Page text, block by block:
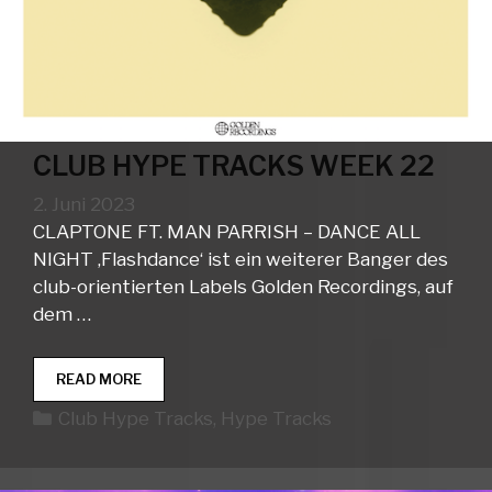
CLUB HYPE TRACKS WEEK 22
2. Juni 2023
CLAPTONE FT. MAN PARRISH – DANCE ALL
NIGHT ‚Flashdance‘ ist ein weiterer Banger des
club-orientierten Labels Golden Recordings, auf
dem …
READ MORECLUB
HYPE
TRACKS
Kategorien
Club Hype Tracks Hype Tracks